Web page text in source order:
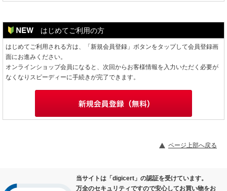
はじめてご利用の方
はじめてご利用される方は、「新規会員登録」ボタンをタップして会員登録画
面にお進みください。
オンラインショップ会員になると、次回からお客様情報を入力いただく必要が
なくなりスピーディーに手続きが完了できます。
ページ上部へ戻る
当サイトは「digicert」の認証を受けています。
万全のセキュリティですので安心してお買い物をお